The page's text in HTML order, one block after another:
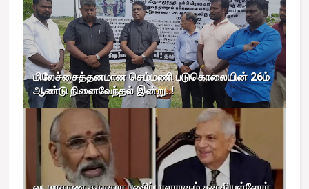
மிலேச்சைத்தனமான செம்மணி படுகொலையின் 26ம்
ஆண்டு நினைவேந்தல் இன்று..!